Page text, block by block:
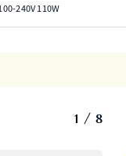
240V 110W
1 8